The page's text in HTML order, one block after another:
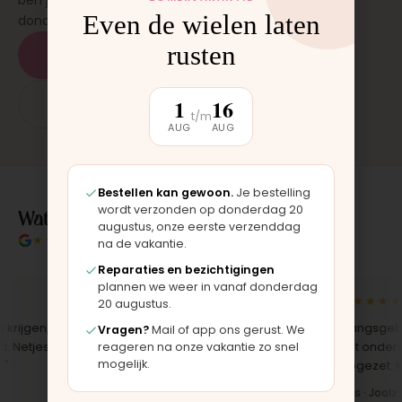
donderdag en zaterdag, op afspraak.
Plan een afspraak
App: 06 - 2862 1330
Wat klanten over ons zeggen
★★★★★ 4.9/5 klantbeoordeling
★★★★★
"Bekleding zelf vervangen met de
set, zag er meteen weer als nieuw
uit. Duidelijk origineel spul."
Iris · Bugaboo bekleding
★★★★★
het
opgezet.
Bas · Joolz
Even de wielen laten
rusten
1
AUG
t/m16
AUG
Bestellen kan gewoon. Je bestelling
wordt verzonden op donderdag 20
augustus, onze eerste verzenddag
na de vakantie.
Reparaties en bezichtigingen
plannen we weer in vanaf donderdag
20 augustus.
Vragen?Mail of app ons gerust. We
reageren na onze vakantie zo snel
mogelijk.